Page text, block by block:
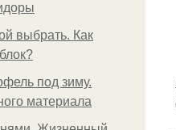
выбрать. Как
под зиму.
материала